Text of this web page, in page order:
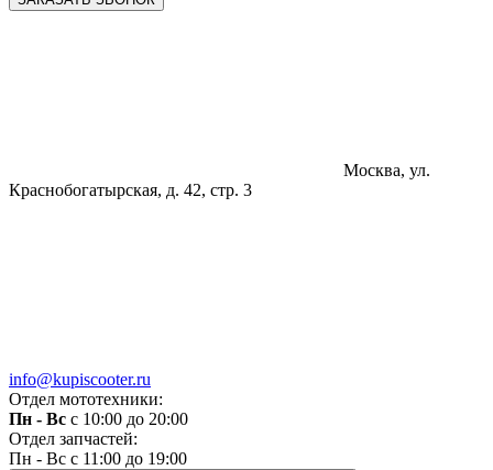
Москва, ул.
Краснобогатырская, д. 42, стр. 3
info@kupiscooter.ru
Отдел мототехники:
Пн - Вс с 10:00 до 20:00
Отдел запчастей:
Пн - Вс с 11:00 до 19:00